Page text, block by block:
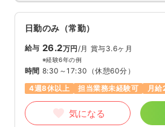
日勤のみ（常勤）
給与 26.2万円 /月 賞与3.6ヶ月
※経験6年の例
時間 8:30～17:30 （休憩60分）
4週8休以上
担当業務未経験可 月
気になる